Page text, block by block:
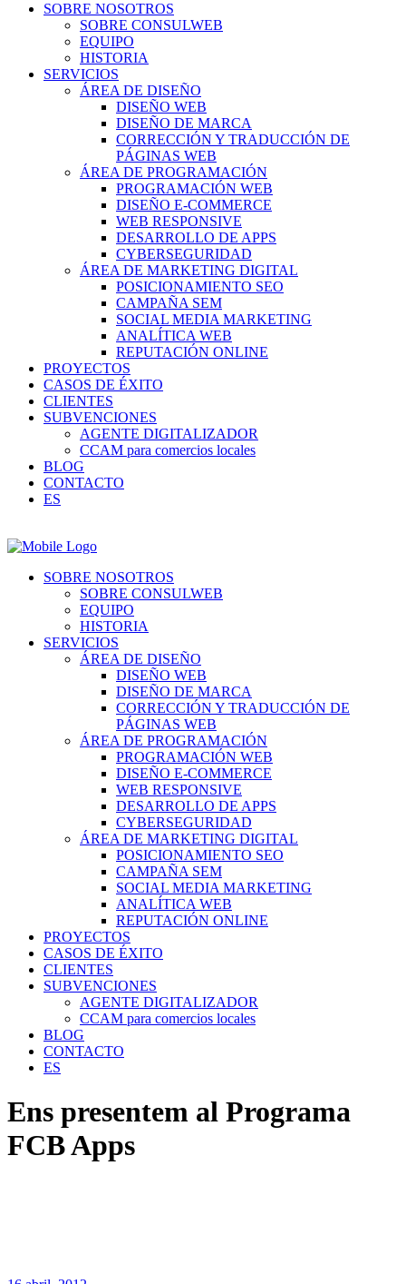
SOBRE NOSOTROS
SOBRE CONSULWEB
EQUIPO
HISTORIA
SERVICIOS
ÁREA DE DISEÑO
DISEÑO WEB
DISEÑO DE MARCA
CORRECCIÓN Y TRADUCCIÓN DE
PÁGINAS WEB
ÁREA DE PROGRAMACIÓN
PROGRAMACIÓN WEB
DISEÑO E-COMMERCE
WEB RESPONSIVE
DESARROLLO DE APPS
CYBERSEGURIDAD
ÁREA DE MARKETING DIGITAL
POSICIONAMIENTO SEO
CAMPAÑA SEM
SOCIAL MEDIA MARKETING
ANALÍTICA WEB
REPUTACIÓN ONLINE
PROYECTOS
CASOS DE ÉXITO
CLIENTES
SUBVENCIONES
AGENTE DIGITALIZADOR
CCAM para comercios locales
BLOG
CONTACTO
ES
SOBRE NOSOTROS
SOBRE CONSULWEB
EQUIPO
HISTORIA
SERVICIOS
ÁREA DE DISEÑO
DISEÑO WEB
DISEÑO DE MARCA
CORRECCIÓN Y TRADUCCIÓN DE
PÁGINAS WEB
ÁREA DE PROGRAMACIÓN
PROGRAMACIÓN WEB
DISEÑO E-COMMERCE
WEB RESPONSIVE
DESARROLLO DE APPS
CYBERSEGURIDAD
ÁREA DE MARKETING DIGITAL
POSICIONAMIENTO SEO
CAMPAÑA SEM
SOCIAL MEDIA MARKETING
ANALÍTICA WEB
REPUTACIÓN ONLINE
PROYECTOS
CASOS DE ÉXITO
CLIENTES
SUBVENCIONES
AGENTE DIGITALIZADOR
CCAM para comercios locales
BLOG
CONTACTO
ES
Ens presentem al Programa
FCB Apps